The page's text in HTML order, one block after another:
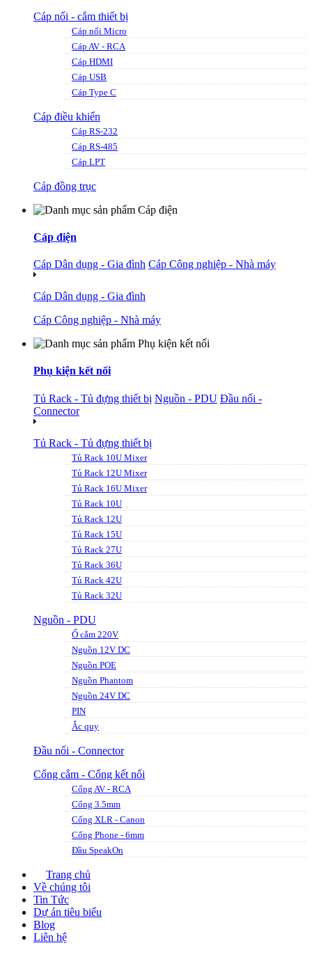
Cáp nối - cắm thiết bị
Cáp nối Micro
Cáp AV - RCA
Cáp HDMI
Cáp USB
Cáp Type C
Cáp điều khiển
Cáp RS-232
Cáp RS-485
Cáp LPT
Cáp đồng trục
Cáp điện
Cáp Dân dụng - Gia đình Cáp Công nghiệp - Nhà máy
Cáp Dân dụng - Gia đình
Cáp Công nghiệp - Nhà máy
Phụ kiện kết nối
Tủ Rack - Tủ đựng thiết bị Nguồn - PDU Đầu nối -
Connector
Tủ Rack - Tủ đựng thiết bị
Tủ Rack 10U Mixer
Tủ Rack 12U Mixer
Tủ Rack 16U Mixer
Tủ Rack 10U
Tủ Rack 12U
Tủ Rack 15U
Tủ Rack 27U
Tủ Rack 36U
Tủ Rack 42U
Tủ Rack 32U
Nguồn - PDU
Ổ cắm 220V
Nguồn 12V DC
Nguồn POE
Nguồn Phantom
Nguồn 24V DC
PIN
Ắc quy
Đầu nối - Connector
Cổng cắm - Cổng kết nối
Cổng AV - RCA
Cổng 3.5mm
Cổng XLR - Canon
Cổng Phone - 6mm
Đầu SpeakOn
Trang chủ
Về chúng tôi
Tin Tức
Dự án tiêu biểu
Blog
Liên hệ